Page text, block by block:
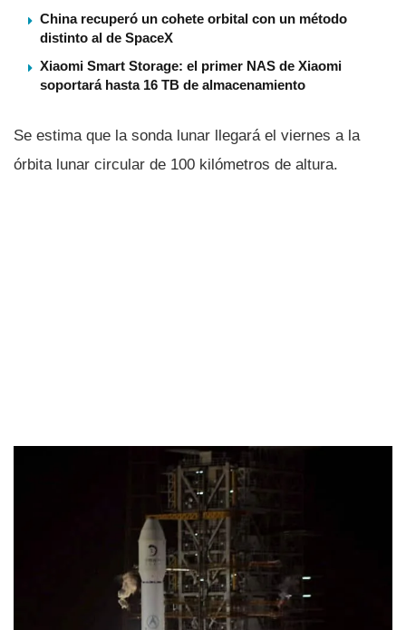
China recuperó un cohete orbital con un método
distinto al de SpaceX
Xiaomi Smart Storage: el primer NAS de Xiaomi
soportará hasta 16 TB de almacenamiento
Se estima que la sonda lunar llegará el viernes a la
órbita lunar circular de 100 kilómetros de altura.